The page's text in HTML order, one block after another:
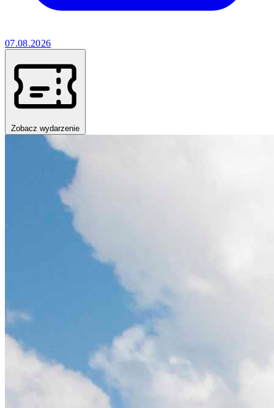
07.08.2026
Zobacz wydarzenie